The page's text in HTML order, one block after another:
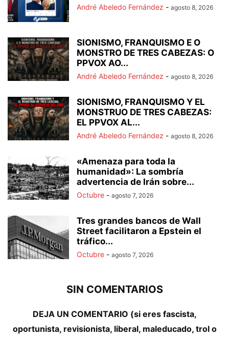
André Abeledo Fernández - agosto 8, 2026
SIONISMO, FRANQUISMO E O
MONSTRO DE TRES CABEZAS: O
PPVOX AO...
André Abeledo Fernández - agosto 8, 2026
SIONISMO, FRANQUISMO Y EL
MONSTRUO DE TRES CABEZAS:
EL PPVOX AL...
André Abeledo Fernández - agosto 8, 2026
«Amenaza para toda la
humanidad»: La sombría
advertencia de Irán sobre...
Octubre - agosto 7, 2026
Tres grandes bancos de Wall
Street facilitaron a Epstein el
tráfico...
Octubre - agosto 7, 2026
SIN COMENTARIOS
DEJA UN COMENTARIO (si eres fascista,
oportunista, revisionista, liberal, maleducado, trol o